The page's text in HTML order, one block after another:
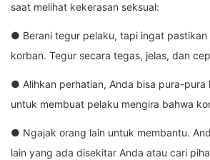
saat melihat kekerasan seksual:
● Berani tegur pelaku, tapi ingat pastikan
korban. Tegur secara tegas, jelas, dan
● Alihkan perhatian, Anda bisa pura-pura
untuk membuat pelaku mengira bahwa
● Ngajak orang lain untuk membantu.
lain yang ada disekitar Anda atau cari